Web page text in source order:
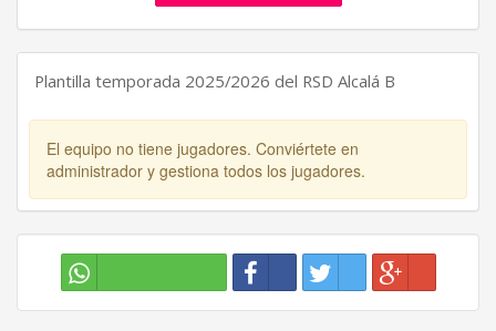
Plantilla temporada 2025/2026 del RSD Alcalá B
El equipo no tiene jugadores. Conviértete en
administrador y gestiona todos los jugadores.